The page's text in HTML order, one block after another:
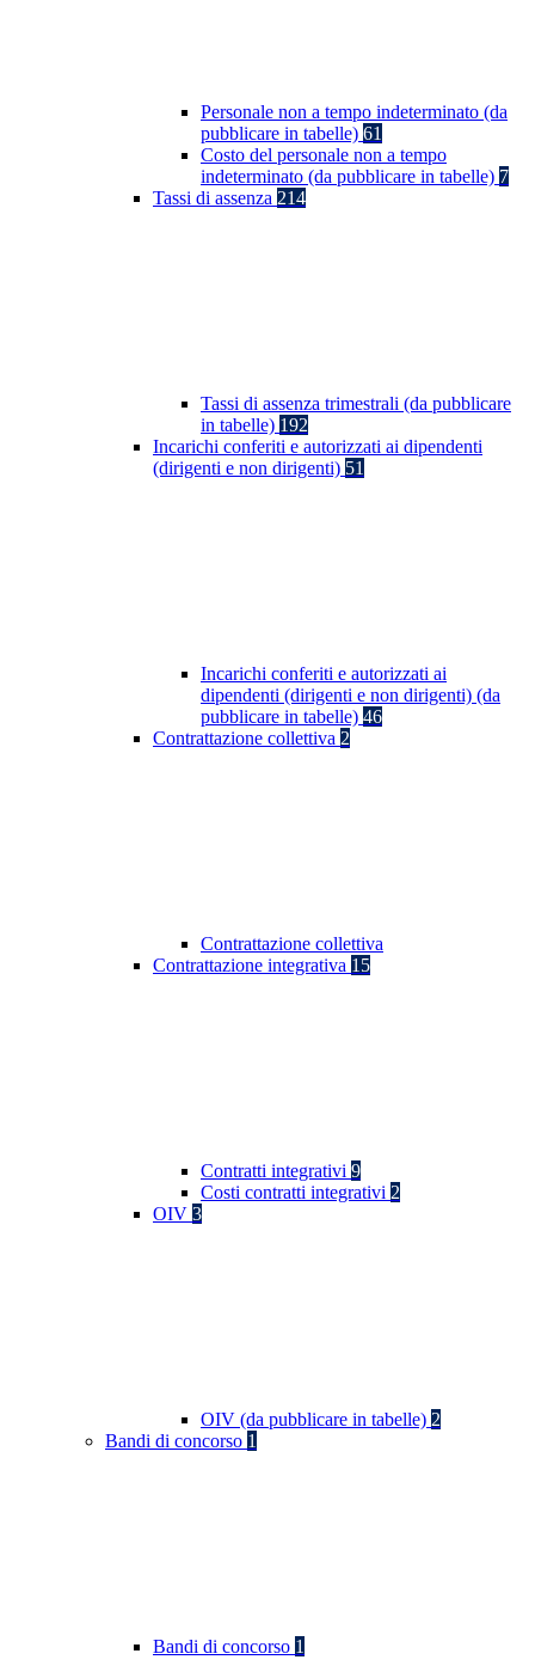
Personale non a tempo indeterminato (da
pubblicare in tabelle) 61
Costo del personale non a tempo
indeterminato (da pubblicare in tabelle) 7
Tassi di assenza 214
Tassi di assenza trimestrali (da pubblicare
in tabelle) 192
Incarichi conferiti e autorizzati ai dipendenti
(dirigenti e non dirigenti) 51
Incarichi conferiti e autorizzati ai
dipendenti (dirigenti e non dirigenti) (da
pubblicare in tabelle) 46
Contrattazione collettiva 2
Contrattazione collettiva
Contrattazione integrativa 15
Contratti integrativi 9
Costi contratti integrativi 2
OIV 3
OIV (da pubblicare in tabelle) 2
Bandi di concorso 1
Bandi di concorso 1